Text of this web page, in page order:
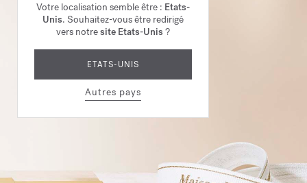
Votre localisation semble être : Etats-
Unis. Souhaitez-vous être redirigé
vers notresite Etats-Unis ?
ETATS-UNIS
Autres pays